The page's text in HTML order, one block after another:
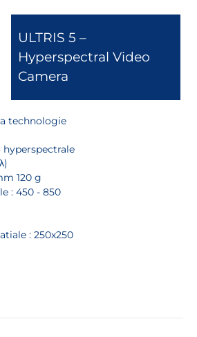
ULTRIS 5 –
Hyperspectral Video
Camera
technologie
hyperspectrale
120 g
: 450 - 850
: 250x250